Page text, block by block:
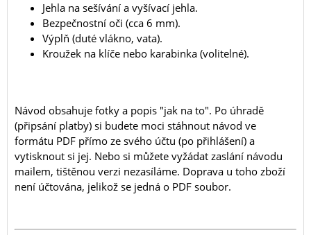
Jehla na sešívání a vyšívací jehla.
Bezpečnostní oči (cca 6 mm).
Výplň (duté vlákno, vata).
Kroužek na klíče nebo karabinka (volitelné).
Návod obsahuje fotky a popis "jak na to". Po úhradě
(připsání platby) si budete moci stáhnout návod ve
formátu PDF přímo ze svého účtu (po přihlášení) a
vytisknout si jej. Nebo si můžete vyžádat zaslání návodu
mailem, tištěnou verzi nezasíláme. Doprava u toho zboží
není účtována, jelikož se jedná o PDF soubor.